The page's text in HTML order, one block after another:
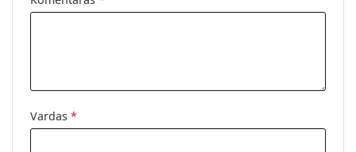
Vardas *